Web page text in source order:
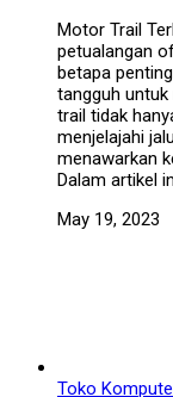
Motor Trail
petualangan
betapa
tangguh
trail tidak
menjelajahi
menawarkan
Dalam artikel
May 19, 2023
Toko